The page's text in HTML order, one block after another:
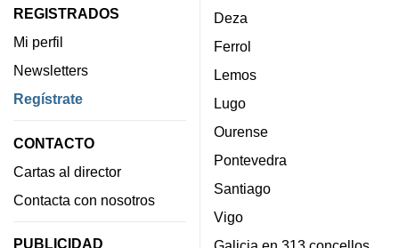
REGISTRADOS
Mi perfil
Newsletters
Regístrate
CONTACTO
Cartas al director
Contacta con nosotros
PUBLICIDAD
Deza
Ferrol
Lemos
Lugo
Ourense
Pontevedra
Santiago
Vigo